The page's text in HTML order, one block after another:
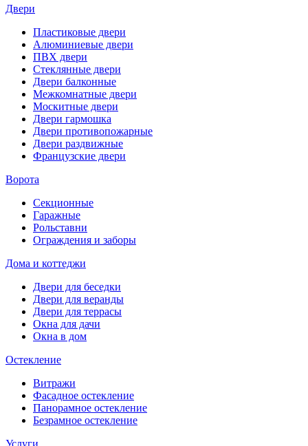
Двери
Пластиковые двери
Алюминиевые двери
ПВХ двери
Стеклянные двери
Двери балконные
Межкомнатные двери
Москитные двери
Двери гармошка
Двери противопожарные
Двери раздвижные
Французские двери
Ворота
Секционные
Гаражные
Рольставни
Ограждения и заборы
Дома и коттеджи
Двери для беседки
Двери для веранды
Двери для террасы
Окна для дачи
Окна в дом
Остекление
Витражи
Фасадное остекление
Панорамное остекление
Безрамное остекление
Услуги